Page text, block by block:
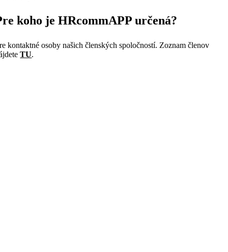
koho je HRcommAPP určená?
kontaktné osoby našich členských spoločností. Zoznam členov
TU.